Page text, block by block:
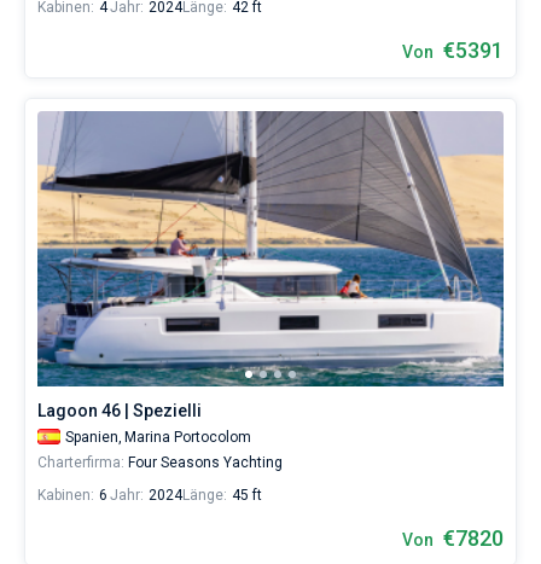
Kabinen: 4Jahr: 2024Länge: 42 ft
Von €5391
Lagoon 46 | Spezielli
Spanien, Marina Portocolom
Charterfirma: Four Seasons Yachting
Kabinen: 6 Jahr: 2024Länge: 45 ft
Von €7820